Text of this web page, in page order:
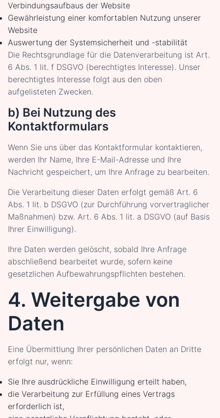
Verbindungsaufbaus der Website
Gewährleistung einer komfortablen Nutzung unserer
Website
Auswertung der Systemsicherheit und -stabilität
Die Rechtsgrundlage für die Datenverarbeitung ist Art.
6 Abs. 1 lit. f DSGVO (berechtigtes Interesse). Unser
berechtigtes Interesse folgt aus den oben
aufgelisteten Zwecken.
b) Bei Nutzung des
Kontaktformulars
Wenn Sie uns über das Kontaktformular kontaktieren,
werden Ihr Name, Ihre E-Mail-Adresse und Ihre
Nachricht gespeichert, um Ihre Anfrage zu bearbeiten.
Die Verarbeitung dieser Daten erfolgt gemäß Art. 6
Abs. 1 lit. b DSGVO (zur Durchführung vorvertraglicher
Maßnahmen) bzw. Art. 6 Abs. 1 lit. a DSGVO (auf Basis
Ihrer Einwilligung).
Ihre Daten werden gelöscht, sobald Ihre Anfrage
abschließend bearbeitet wurde, sofern keine
gesetzlichen Aufbewahrungspflichten bestehen.
4. Weitergabe von
Daten
Eine Übermittlung Ihrer persönlichen Daten an Dritte
erfolgt nur, wenn:
Sie Ihre ausdrückliche Einwilligung erteilt haben,
die Verarbeitung zur Erfüllung eines Vertrags
erforderlich ist,